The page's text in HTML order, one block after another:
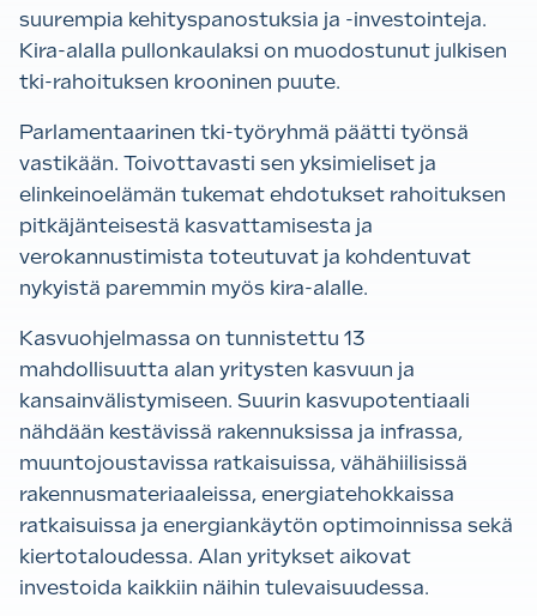
suurempia kehityspanostuksia ja -investointeja.
Kira-alalla pullonkaulaksi on muodostunut julkisen
tki-rahoituksen krooninen puute.
Parlamentaarinen tki-työryhmä päätti työnsä
vastikään. Toivottavasti sen yksimieliset ja
elinkeinoelämän tukemat ehdotukset rahoituksen
pitkäjänteisestä kasvattamisesta ja
verokannustimista toteutuvat ja kohdentuvat
nykyistä paremmin myös kira-alalle.
Kasvuohjelmassa on tunnistettu 13
mahdollisuutta alan yritysten kasvuun ja
kansainvälistymiseen. Suurin kasvupotentiaali
nähdään kestävissä rakennuksissa ja infrassa,
muuntojoustavissa ratkaisuissa, vähähiilisissä
rakennusmateriaaleissa, energiatehokkaissa
ratkaisuissa ja energiankäytön optimoinnissa sekä
kiertotaloudessa. Alan yritykset aikovat
investoida kaikkiin näihin tulevaisuudessa.